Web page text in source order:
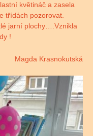
květináč a zasela
třídách pozorovat.
jarní plochy….Vznikla
!
Magda Krasnokutská